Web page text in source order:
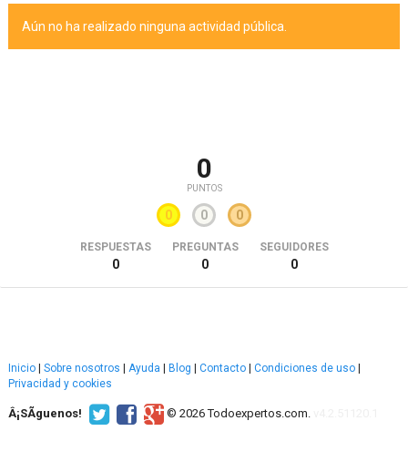
Aún no ha realizado ninguna actividad pública.
0
PUNTOS
0 0 0
RESPUESTAS
0
PREGUNTAS
0
SEGUIDORES
0
Inicio Sobre nosotros Ayuda Blog Contacto Condiciones de uso
Privacidad y cookies
Â¡SÃ­guenos! © 2026 Todoexpertos.com.